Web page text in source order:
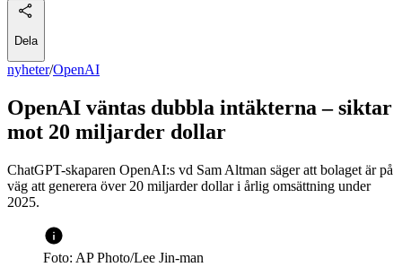
Dela
nyheter/OpenAI
OpenAI väntas dubbla intäkterna – siktar
mot 20 miljarder dollar
ChatGPT-skaparen OpenAI:s vd Sam Altman säger att bolaget är på
väg att generera över 20 miljarder dollar i årlig omsättning under
2025.
Foto: AP Photo/Lee Jin-man